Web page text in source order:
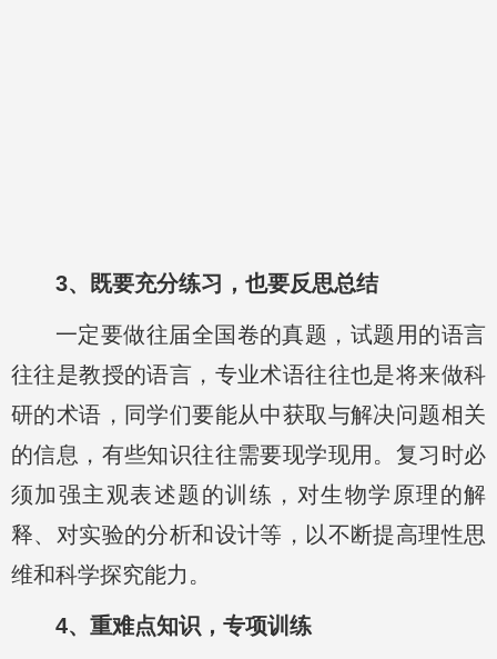
3、既要充分练习，也要反思总结
一定要做往届全国卷的真题，试题用的语言
往往是教授的语言，专业术语往往也是将来做科
研的术语，同学们要能从中获取与解决问题相关
的信息，有些知识往往需要现学现用。复习时必
须加强主观表述题的训练，对生物学原理的解
释、对实验的分析和设计等，以不断提高理性思
维和科学探究能力。
4、重难点知识，专项训练